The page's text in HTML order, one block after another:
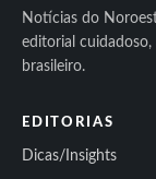
Notícias do
editorial
brasileiro.
EDITORIAS
Dicas/Insights